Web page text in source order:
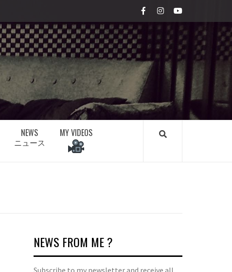
FacebookInstagram
youtube
NEWS
ニュース
MY VIDEOS
NEWS FROM ME ?
Subscribe to my newsletter and receive all